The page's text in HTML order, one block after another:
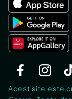
Acest site este